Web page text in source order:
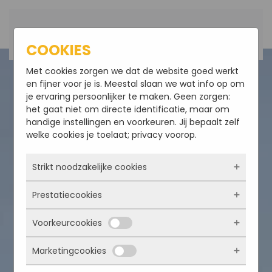
COOKIES
Met cookies zorgen we dat de website goed werkt
en fijner voor je is. Meestal slaan we wat info op om
je ervaring persoonlijker te maken. Geen zorgen:
het gaat niet om directe identificatie, maar om
handige instellingen en voorkeuren. Jij bepaalt zelf
welke cookies je toelaat; privacy voorop.
Strikt noodzakelijke cookies
Deze cookies zorgen ervoor dat de website
überhaupt werkt. Ze zijn dus altijd actief en
kunnen niet worden uitgezet. Meestal worden
ze alleen geplaatst als jij iets doet, zoals
inloggen, een formulier invullen of je
privacyvoorkeuren opslaan. Je kunt je browser
Prestatiecookies
Met deze cookies zien we hoe vaak onze site
bezocht wordt, waar bezoekers vandaan
komen en welke pagina’s populair zijn. Zo
kunnen we de website blijven verbeteren.
Voorkeurcookies
Deze cookies onthouden jouw voorkeuren.
Bijvoorbeeld taalkeuze of ingevulde gegevens.
Marketingcookies